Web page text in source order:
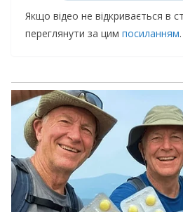
Якщо відео не відкривається в
переглянути за цим посиланням.